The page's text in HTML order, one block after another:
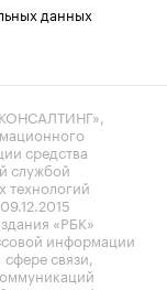
данных
средства
службой
технологий
«РБК»
информации
связи,